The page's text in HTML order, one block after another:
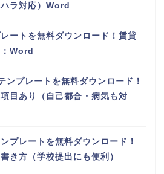
ラ対応）Word
ートを無料ダウンロード！賃貸
Word
ンプレートを無料ダウンロード！
目あり（自己都合・病気も対
プレートを無料ダウンロード！
き方（学校提出にも便利）